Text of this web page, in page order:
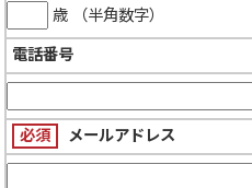
歳 （半角数字）
電話番号
必須 メールアドレス